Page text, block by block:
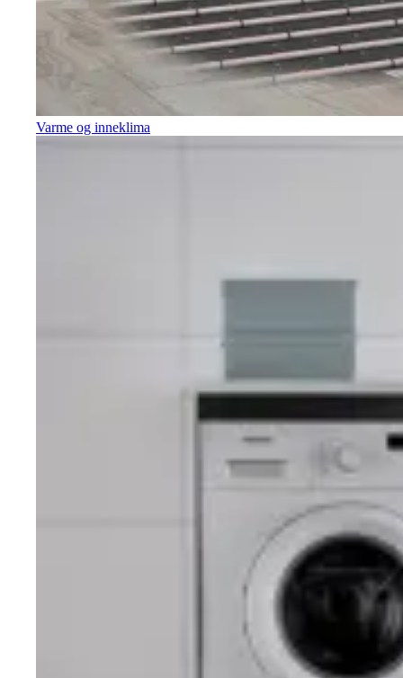
Varme og inneklima